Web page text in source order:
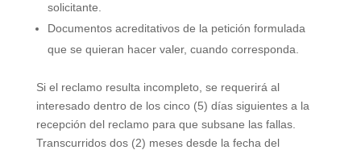
solicitante.
Documentos acreditativos de la petición formulada
que se quieran hacer valer, cuando corresponda.
Si el reclamo resulta incompleto, se requerirá al
interesado dentro de los cinco (5) días siguientes a la
recepción del reclamo para que subsane las fallas.
Transcurridos dos (2) meses desde la fecha del